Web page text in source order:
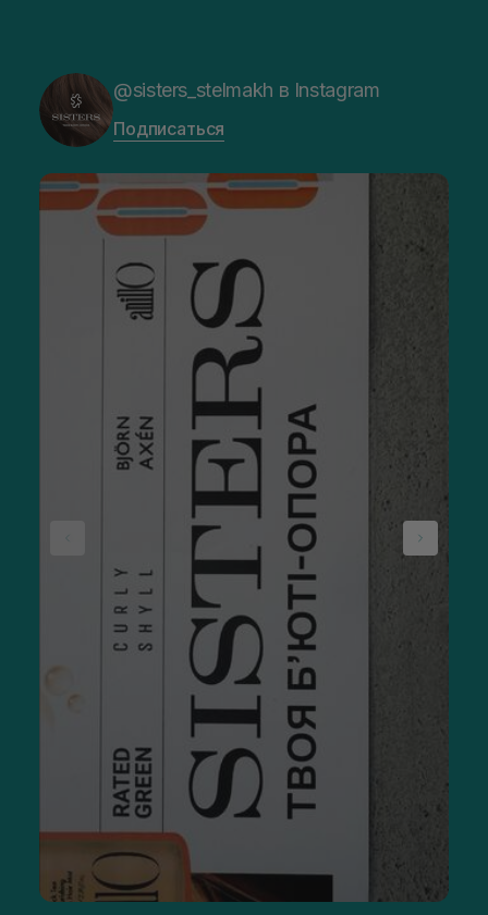
@sisters_stelmakh в Instagram
Подписаться